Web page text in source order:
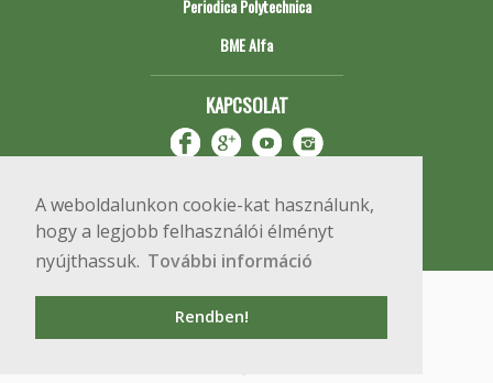
A weboldalunkon cookie-kat használunk,
hogy a legjobb felhasználói élményt
nyújthassuk. További információ
Rendben!
Periodica Polytechnica
BME Alfa
KAPCSOLAT
Copyright © 2020 BME Építőmérnöki Kar
1111 Budapest, Műegyetem rkp. 3.